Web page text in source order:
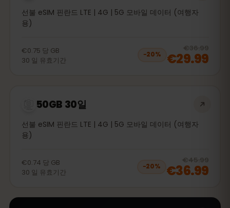
선불 eSIM 핀란드 LTE | 4G | 5G 모바일 데이터 (여행자
용)
€0.75 당 GB
30 일 유효기간
−20%
€36.99
€29.99
50GB 30일
선불 eSIM 핀란드 LTE | 4G | 5G 모바일 데이터 (여행자
용)
€0.74 당 GB
30 일 유효기간
−20%
€45.99
€36.99